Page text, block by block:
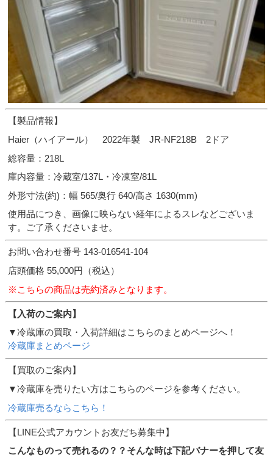
【製品情報】
Haier（ハイアール） 2022年製 JR-NF218B 2ドア
総容量：218L
庫内容量：冷蔵室/137L・冷凍室/81L
外形寸法(約)：幅 565/奥行 640/高さ 1630(mm)
使用品につき、画像に映らない経年によるスレなどございま
す。ご了承くださいませ。
お問い合わせ番号 143-016541-104
店頭価格 55,000円（税込）
※こちらの商品は売約済みとなります。
【入荷のご案内】
▼冷蔵庫の買取・入荷詳細はこちらのまとめページへ！
冷蔵庫まとめページ
【買取のご案内】
▼冷蔵庫を売りたい方はこちらのページを参考ください。
冷蔵庫売るならこちら！
【LINE公式アカウントお友だち募集中】
こんなものって売れるの？？そんな時は下記バナーを押して友